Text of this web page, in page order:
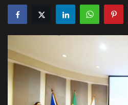
Polícia
Política
Justiça
Brasil